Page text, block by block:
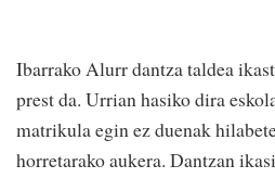
Ibarrako Alurr dantza taldea
prest da. Urrian hasiko dira
matrikula egin ez duenak
horretarako aukera. Dantzan